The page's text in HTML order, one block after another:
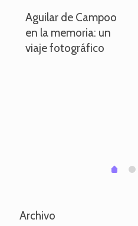
Aguilar de Campoo
en la memoria: un
viaje fotográfico
0 1
Archivo